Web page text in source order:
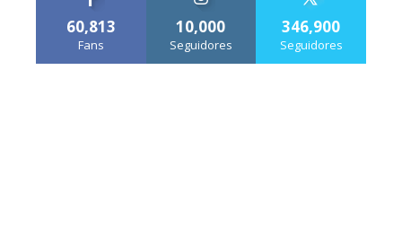
60,813
Fans
10,000
Seguidores
346,900
Seguidores